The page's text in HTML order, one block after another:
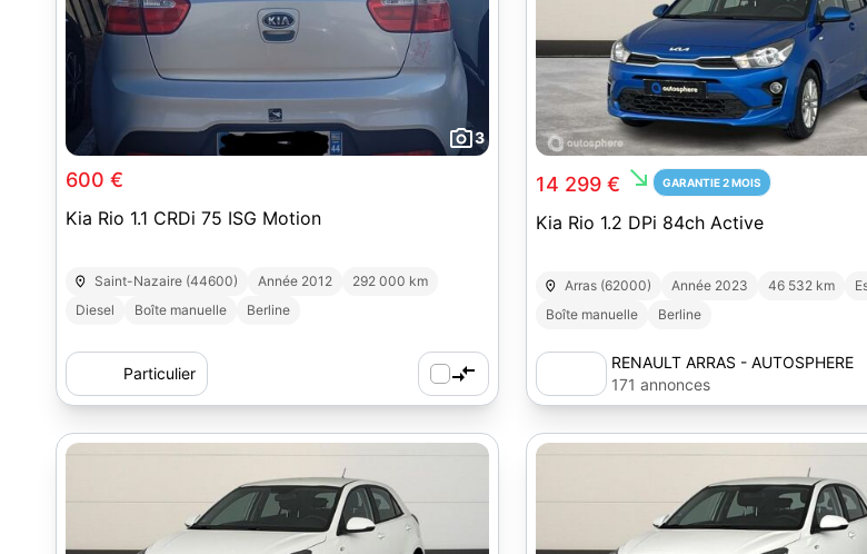
3
600 €
Kia Rio 1.1 CRDi 75 ISG Motion
Saint-Nazaire (44600) Année 2012
292 000 km
Diesel
Boîte manuelle Berline
Particulier
14 299 € south_east GARANTIE 2 MOIS
Kia Rio 1.2 DPi 84ch Active
Arras (62000) Année 2023 46 532 km
Boîte manuelle
Berline
RENAULT ARRAS - AUTOSPHERE
171 annonces